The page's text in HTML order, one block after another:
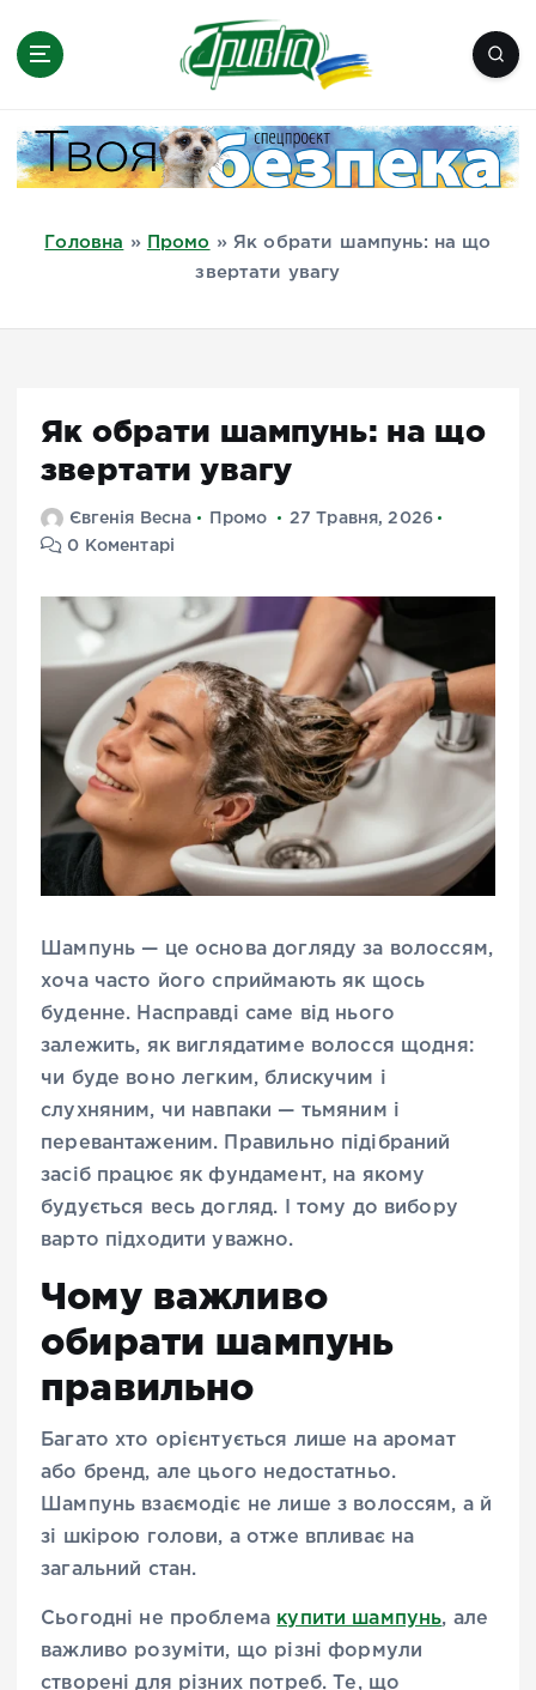
Миколаїв, Одеса, Мелітополь
Головна » Промо » Як обрати шампунь: на що
звертати увагу
Як обрати шампунь: на що
звертати увагу
Євгенія Весна Промо
27 Травня, 2026
0 Коментарі
Шампунь — це основа догляду за волоссям,
хоча часто його сприймають як щось
буденне. Насправді саме від нього
залежить, як виглядатиме волосся щодня:
чи буде воно легким, блискучим і
слухняним, чи навпаки — тьмяним і
перевантаженим. Правильно підібраний
засіб працює як фундамент, на якому
будується весь догляд. І тому до вибору
варто підходити уважно.
Чому важливо
обирати шампунь
правильно
Багато хто орієнтується лише на аромат
або бренд, але цього недостатньо.
Шампунь взаємодіє не лише з волоссям, а й
зі шкірою голови, а отже впливає на
загальний стан.
Сьогодні не проблема купити шампунь, але
важливо розуміти, що різні формули
створені для різних потреб. Те, що